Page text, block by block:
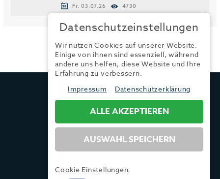
Fr. 03.07.26 4730
TRENDYONE
Fax:
+49 (0) 821 / 99 82 34 41
Datenschutzeinstellungen
Wir nutzen Cookies auf unserer Website.
Einige von ihnen sind essenziell, während
andere uns helfen, diese Website und Ihre
Erfahrung zu verbessern.
Impressum
Datenschutzerklärung
ALLE AKZEPTIEREN
AUSWAHL SPEICHERN
Cookie Einstellungen: